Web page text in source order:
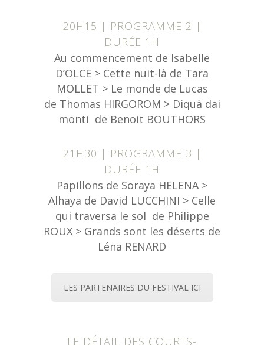
20H15 | PROGRAMME 2 |
DURÉE 1H
Au commencement de Isabelle
D’OLCE > Cette nuit-là de Tara
MOLLET > Le monde de Lucas
de Thomas HIRGOROM > Diquà dai
monti de Benoit BOUTHORS
21H30 | PROGRAMME 3 |
DURÉE 1H
Papillons de Soraya HELENA >
Alhaya de David LUCCHINI > Celle
qui traversa le sol de Philippe
ROUX > Grands sont les déserts de
Léna RENARD
LES PARTENAIRES DU FESTIVAL ICI
LE DÉTAIL DES COURTS-